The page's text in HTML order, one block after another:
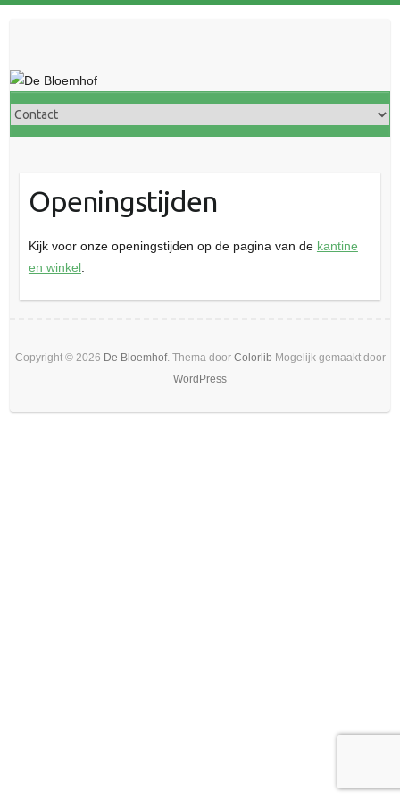
Openingstijden
Kijk voor onze openingstijden op de pagina van de kantine
en winkel.
Copyright © 2026 De Bloemhof. Thema door Colorlib Mogelijk gemaakt door
WordPress